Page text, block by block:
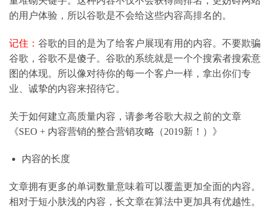
的用户体验，所以谷歌是不会给这些内容高排名的。
记住： 谷歌的目的是为了给客户展现有用的内容。不要欺骗
谷歌，谷歌不是傻子。谷歌的系统就是一个个搜索者搜索意
图的体现。所以像对待你的每一个客户一样，拿出你们专
业、诚挚的内容来招待它。
关于如何建立高质量内容，请参考谷歌大叔之前的文章
《SEO + 内容营销的整合营销攻略（2019新！）》
内容的长度
文章拥有更多的单词数量意味着可以覆盖更加全面的内容。
相对于短小肤浅的内容，长文章在算法中更加具有优越性。